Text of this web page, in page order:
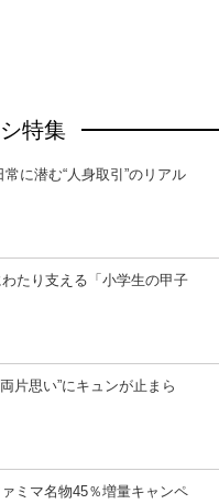
特集
に潜む“人身取引”のリアル
たり支える「小学生の甲子
片思い”にキュンが止まら
ミマ名物45％増量キャンペ